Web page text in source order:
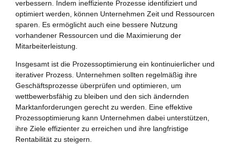
verbessern. Indem ineffiziente Prozesse identifiziert und
optimiert werden, können Unternehmen Zeit und Ressourcen
sparen. Es ermöglicht auch eine bessere Nutzung
vorhandener Ressourcen und die Maximierung der
Mitarbeiterleistung.
Insgesamt ist die Prozessoptimierung ein kontinuierlicher und
iterativer Prozess. Unternehmen sollten regelmäßig ihre
Geschäftsprozesse überprüfen und optimieren, um
wettbewerbsfähig zu bleiben und den sich ändernden
Marktanforderungen gerecht zu werden. Eine effektive
Prozessoptimierung kann Unternehmen dabei unterstützen,
ihre Ziele effizienter zu erreichen und ihre langfristige
Rentabilität zu steigern.